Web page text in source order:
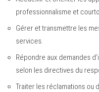
professionnalisme et
Gérer et transmettre les
services.
Répondre aux demandes
selon les directives du
Traiter les réclamations ou